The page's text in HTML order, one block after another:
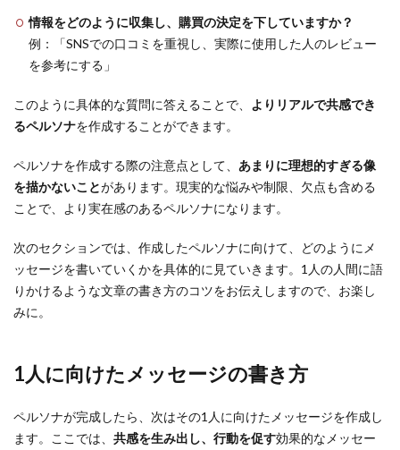
情報をどのように収集し、購買の決定を下していますか？
例：「SNSでの口コミを重視し、実際に使用した人のレビュー
を参考にする」
このように具体的な質問に答えることで、
よりリアルで共感でき
るペルソナを作成することができます。
ペルソナを作成する際の注意点として、 あまりに理想的すぎる像
を描かないことがあります。現実的な悩みや制限、欠点も含める
ことで、より実在感のあるペルソナになります。
次のセクションでは、作成したペルソナに向けて、どのようにメ
ッセージを書いていくかを具体的に見ていきます。1人の人間に語
りかけるような文章の書き方のコツをお伝えしますので、お楽し
みに。
1人に向けたメッセージの書き方
ペルソナが完成したら、次はその1人に向けたメッセージを作成し
ます。ここでは、 共感を生み出し、行動を促す効果的なメッセー